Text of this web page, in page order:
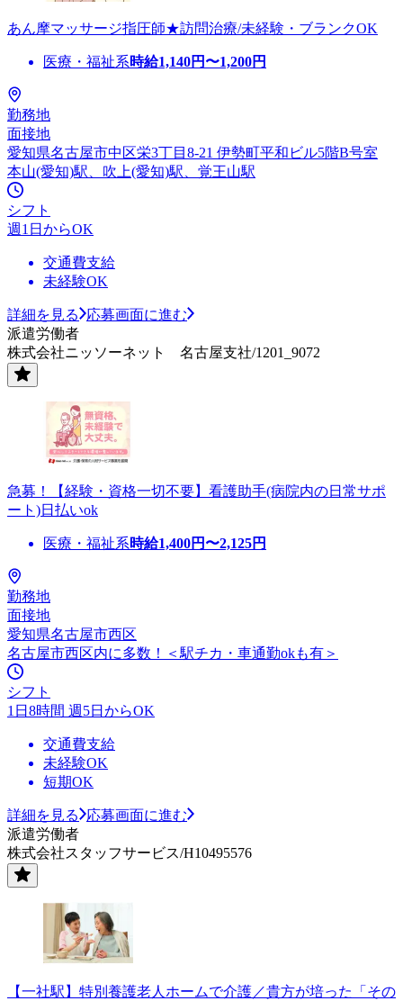
あん摩マッサージ指圧師★訪問治療/未経験・ブランクOK
医療・福祉系時給1,140円〜1,200円
勤務地
面接地
愛知県名古屋市中区栄3丁目8-21 伊勢町平和ビル5階B号室
本山(愛知)駅、吹上(愛知)駅、覚王山駅
シフト
週1日からOK
交通費支給
未経験OK
詳細を見る
応募画面に進む
派遣労働者
株式会社ニッソーネット 名古屋支社/1201_9072
急募！【経験・資格一切不要】看護助手(病院内の日常サポ
ート)日払いok
医療・福祉系時給1,400円〜2,125円
勤務地
面接地
愛知県名古屋市西区
名古屋市西区内に多数！＜駅チカ・車通勤okも有＞
シフト
1日8時間 週5日からOK
交通費支給
未経験OK
短期OK
詳細を見る
応募画面に進む
派遣労働者
株式会社スタッフサービス/H10495576
【一社駅】特別養護老人ホームで介護／貴方が培った「その